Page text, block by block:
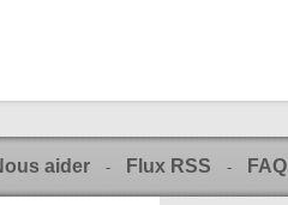
aider - Flux RSS - FAQ